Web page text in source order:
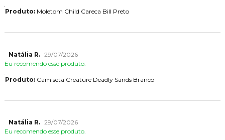
Produto:Moletom Child Careca Bill Preto
Natália R. 29/07/2026
Eu recomendo esse produto.
Produto:Camiseta Creature Deadly Sands Branco
Natália R. 29/07/2026
Eu recomendo esse produto.